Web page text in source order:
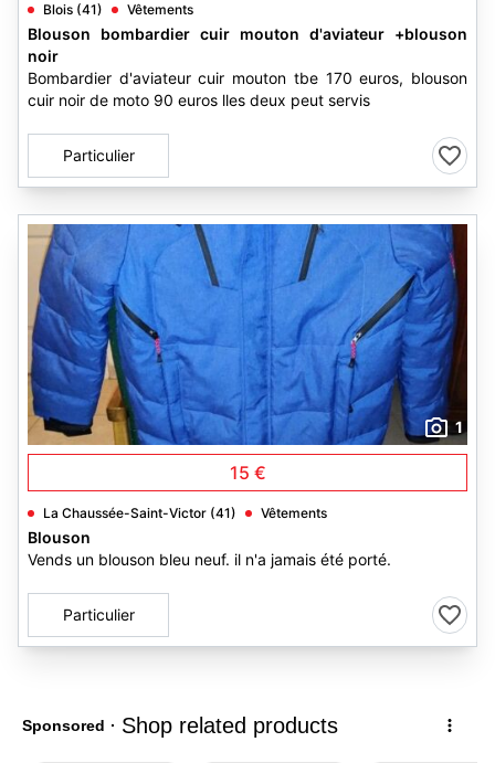
Blois (41) Vêtements
Blouson bombardier cuir mouton d'aviateur +blouson
noir
Bombardier d'aviateur cuir mouton tbe 170 euros, blouson
cuir noir de moto 90 euros lles deux peut servis
Particulier
1
15 €
La Chaussée-Saint-Victor (41) Vêtements
Blouson
Vends un blouson bleu neuf. il n'a jamais été porté.
Particulier